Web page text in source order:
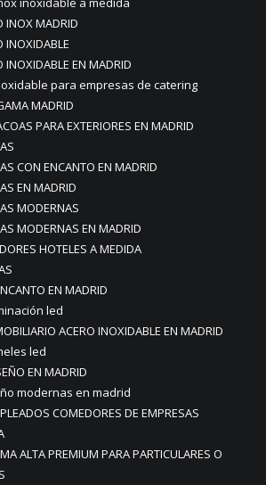
INOX MADRID
INOXIDABLE
INOXIDABLE EN MADRID
para empresas de catering
MADRID
PARA EXTERIORES EN MADRID
CON ENCANTO EN MADRID
EN MADRID
MODERNAS
MODERNAS EN MADRID
HOTELES A MEDIDA
EN MADRID
led
ACERO INOXIDABLE EN MADRID
led
EN MADRID
modernas en madrid
COMEDORES DE EMPRESAS
ALTA PREMIUM PARA PARTICULARES O